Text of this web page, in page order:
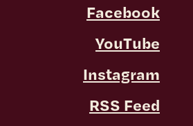
Facebook
YouTube
Instagram
RSS Feed